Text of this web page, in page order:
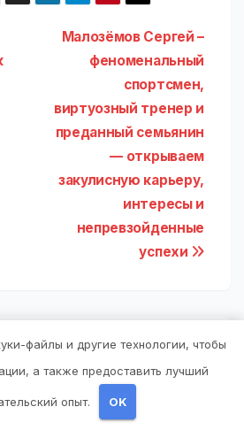
Малозёмов Сергей –
феноменальный
спортсмен,
виртуозный тренер и
преданный семьянин
— открываем
закулисную карьеру,
интересы и
непревзойденные
успехи
pristroykin_
файлы и другие технологии, чтобы
а также предоставить лучший
опыт. OK